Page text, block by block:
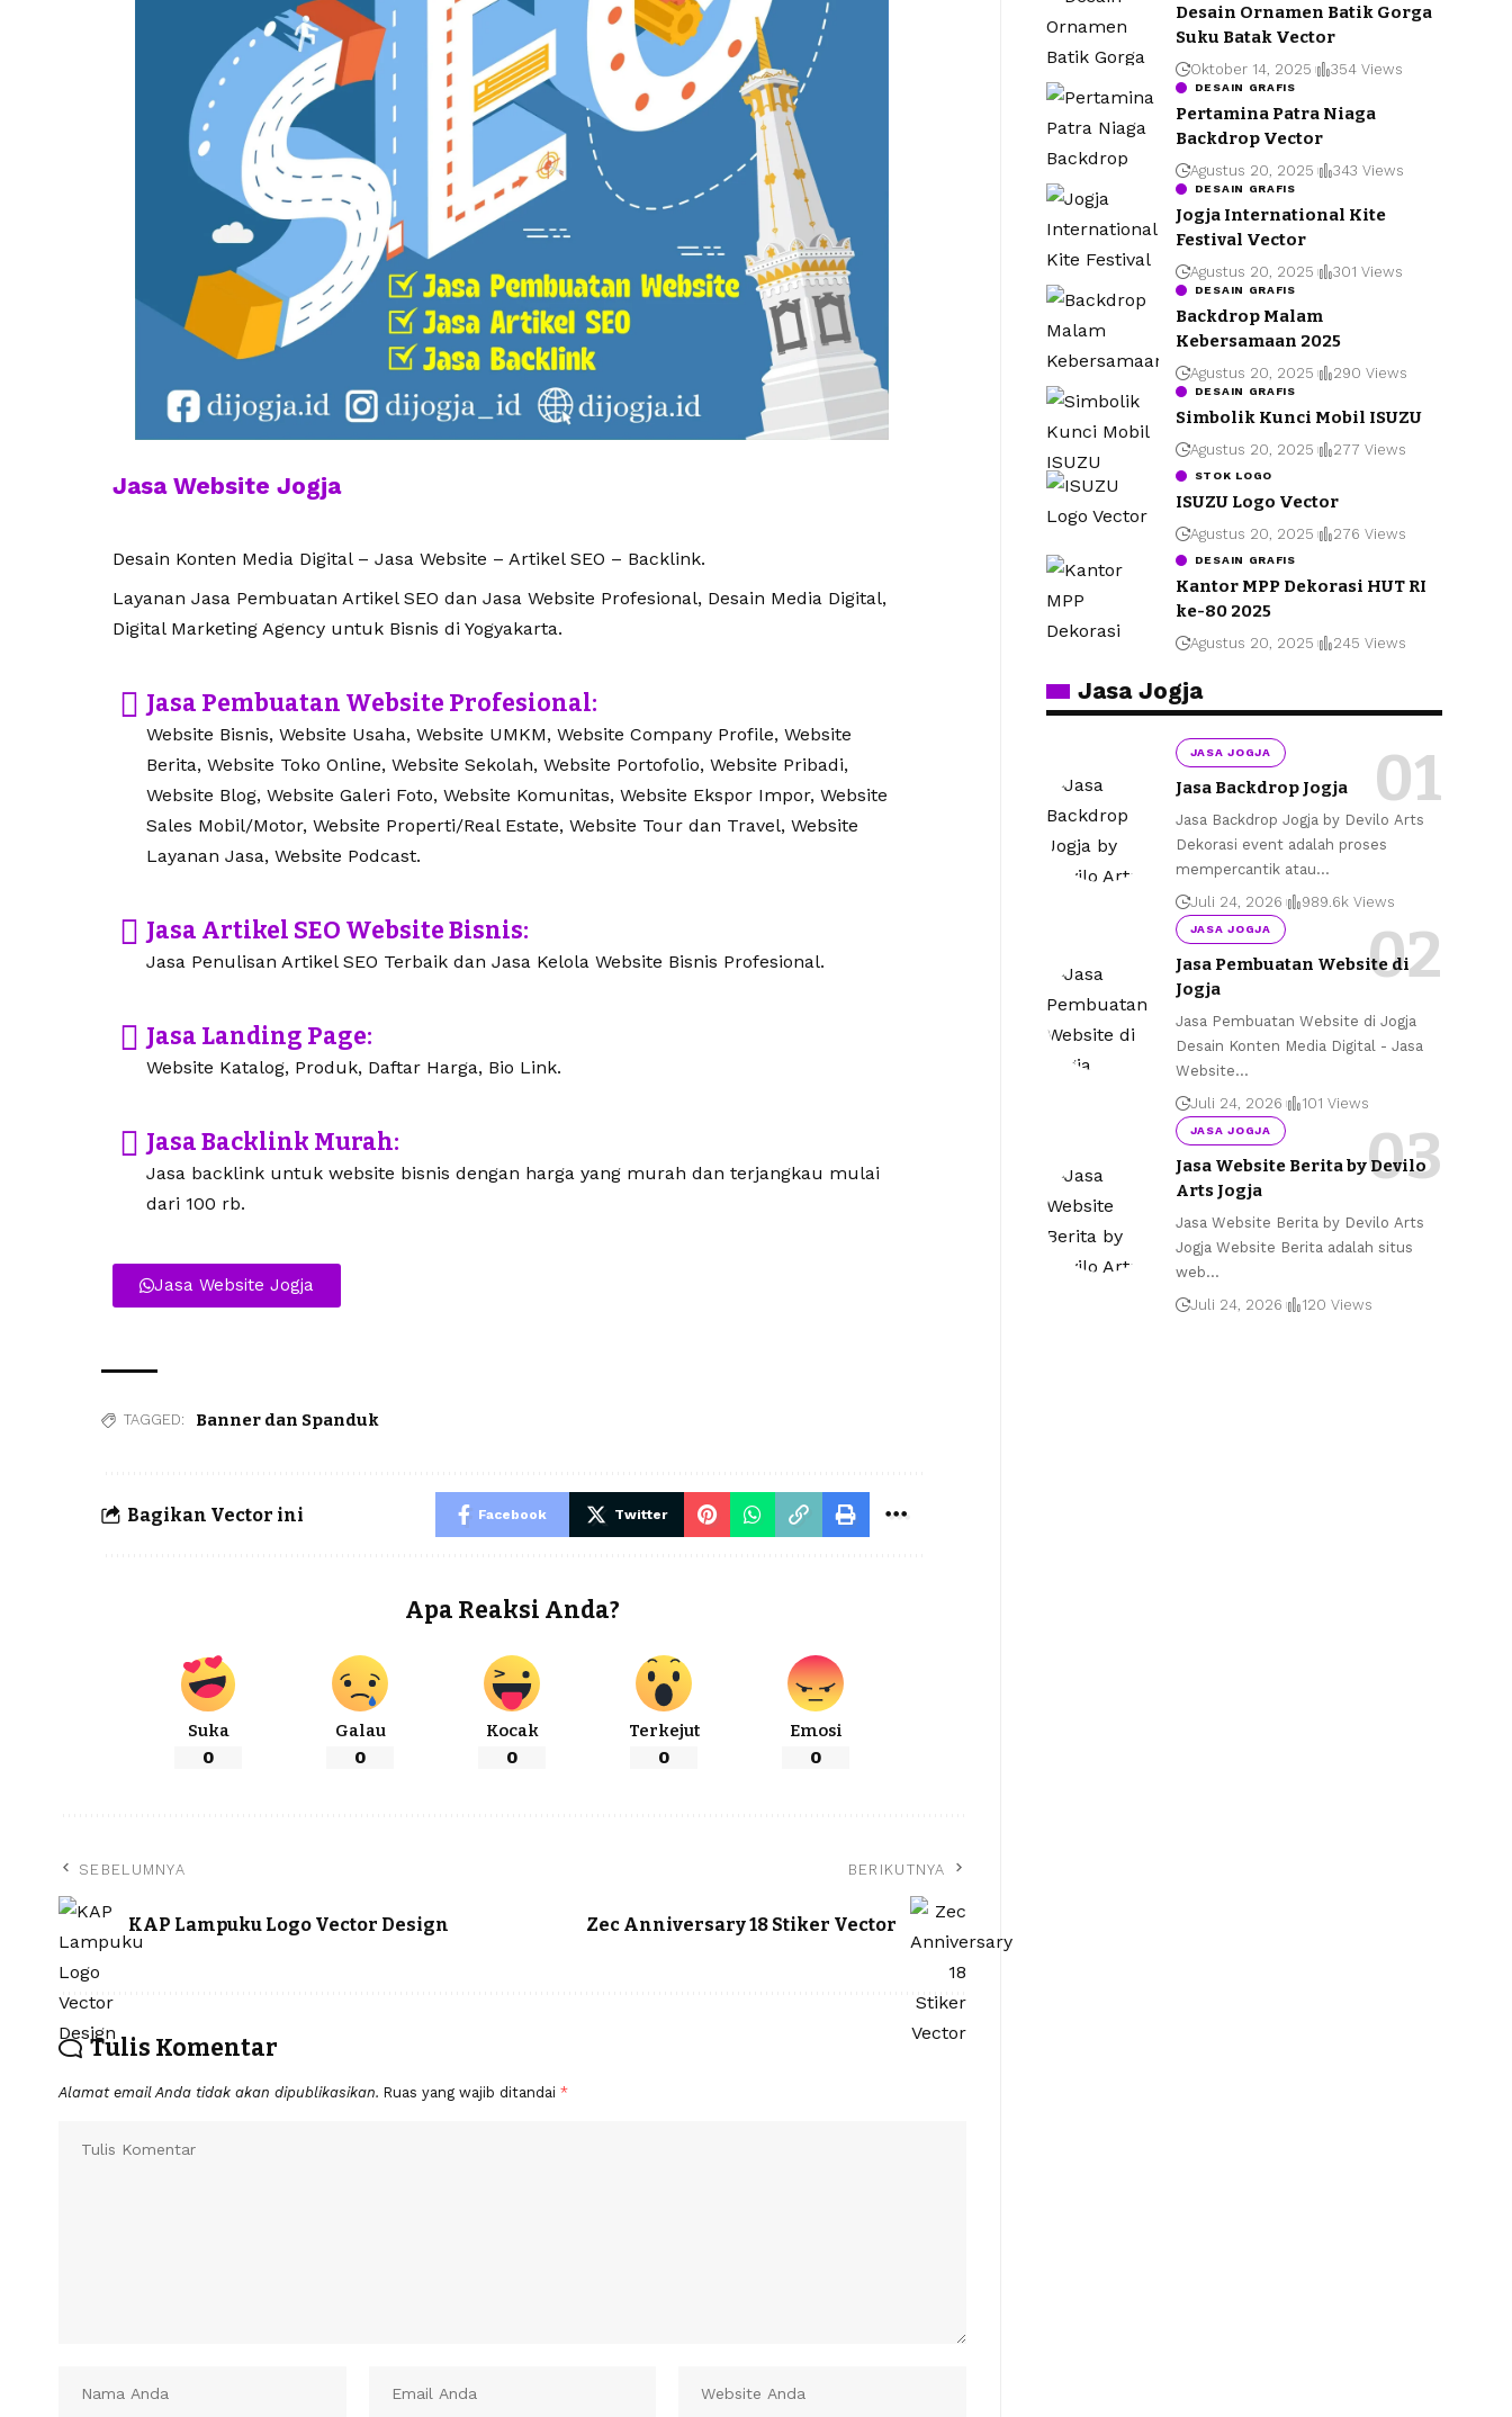
Jasa Website Jogja
Desain Konten Media Digital – Jasa Website – Artikel SEO – Backlink.
Layanan Jasa Pembuatan Artikel SEO dan Jasa Website Profesional, Desain Media Digital,
Digital Marketing Agency untuk Bisnis di Yogyakarta.
Jasa Pembuatan Website Profesional:
Website Bisnis, Website Usaha, Website UMKM, Website Company Profile, Website
Berita, Website Toko Online, Website Sekolah, Website Portofolio, Website Pribadi,
Website Blog, Website Galeri Foto, Website Komunitas, Website Ekspor Impor, Website
Sales Mobil/Motor, Website Properti/Real Estate, Website Tour dan Travel, Website
Layanan Jasa, Website Podcast.
Jasa Artikel SEO Website Bisnis:
Jasa Penulisan Artikel SEO Terbaik dan Jasa Kelola Website Bisnis Profesional.
Jasa Landing Page:
Website Katalog, Produk, Daftar Harga, Bio Link.
Jasa Backlink Murah:
Jasa backlink untuk website bisnis dengan harga yang murah dan terjangkau mulai
dari 100 rb.
Jasa Website Jogja
TAGGED: Banner dan Spanduk
Bagikan Vector ini Facebook Twitter
Apa Reaksi Anda?
Suka
0
Galau
0
Kocak
0
Terkejut
0
Emosi
0
SEBELUMNYA
KAP Lampuku Logo Vector Design
BERIKUTNYA
Zec Anniversary 18 Stiker Vector
Tulis Komentar
Alamat email Anda tidak akan dipublikasikan. Ruas yang wajib ditandai *
Desain Ornamen Batik Gorga
Suku Batak Vector
Oktober 14, 2025 354 Views
DESAIN GRAFIS
Pertamina Patra Niaga
Backdrop Vector
Agustus 20, 2025 343 Views
DESAIN GRAFIS
Jogja International Kite
Festival Vector
Agustus 20, 2025 301 Views
DESAIN GRAFIS
Backdrop Malam
Kebersamaan 2025
Agustus 20, 2025 290 Views
DESAIN GRAFIS
Simbolik Kunci Mobil ISUZU
Agustus 20, 2025 277 Views
STOK LOGO
ISUZU Logo Vector
Agustus 20, 2025 276 Views
DESAIN GRAFIS
Kantor MPP Dekorasi HUT RI
ke-80 2025
Agustus 20, 2025 245 Views
Jasa Jogja
JASA JOGJA
Jasa Backdrop Jogja
Jasa Backdrop Jogja by Devilo Arts
Dekorasi event adalah proses
mempercantik atau…
Juli 24, 2026
989.6k Views
JASA JOGJA
Jasa Pembuatan Website di
Jogja
Jasa Pembuatan Website di Jogja
Desain Konten Media Digital - Jasa
Website…
Juli 24, 2026
101 Views
JASA JOGJA
Jasa Website Berita by Devilo
Arts Jogja
Jasa Website Berita by Devilo Arts
Jogja Website Berita adalah situs
web…
Juli 24, 2026
120 Views